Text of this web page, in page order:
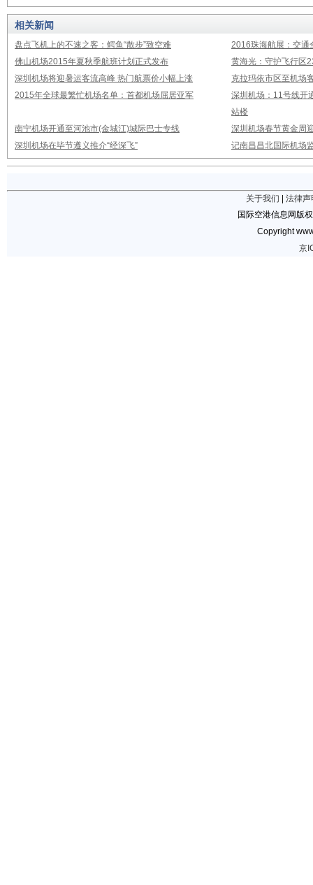
相关新闻
盘点飞机上的不速之客：鳄鱼“散步”致空难
2016珠海航展：交通
佛山机场2015年夏秋季航班计划正式发布
黄海光：守护飞行区
深圳机场将迎暑运客流高峰 热门航票价小幅上涨
克拉玛依市区至机场
2015年全球最繁忙机场名单：首都机场屈居亚军
深圳机场：11号线开
站楼
南宁机场开通至河池市(金城江)城际巴士专线
深圳机场春节黄金周
深圳机场在毕节遵义推介“经深飞”
记南昌昌北国际机场
关于我们
法律声
国际空港信息网版
Copyright
京